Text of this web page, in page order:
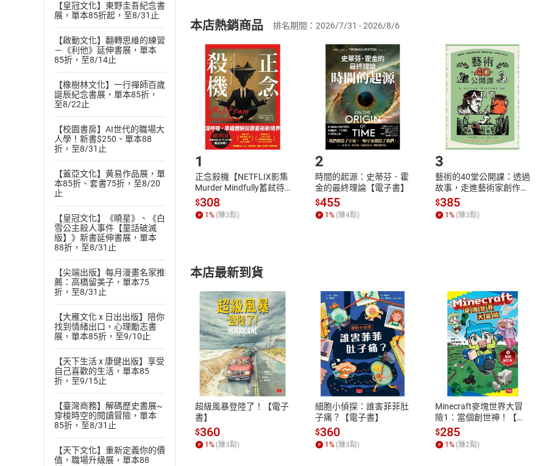
【皇冠文化】東野圭吾紀念書
展，單本85折起，至8/31止
【啟動文化】翻轉思維的練習
－《利他》延伸書展，單本
85折，至8/14止
【橡樹林文化】一行禪師百歲
誕辰紀念書展，單本85折，
至8/22止
【校園書房】AI世代的職場大
人學！新書$250、單本88
折，至8/31止
【蓋亞文化】黃易作品展，單
本85折、套書75折，至8/20
止
【皇冠文化】《曉星》、《白
雪公主殺人事件【童話破滅
版】》新書延伸書展，單本
88折，至8/31止
【尖端出版】每月漫畫名家推
薦：高橋留美子，單本75
折，至8/31止
【大雁文化 x 日出出版】陪你
找到情緒出口，心理勵志書
展，單本85折，至9/10止
【天下生活 x 康健出版】享受
自己喜歡的生活，單本85
折，至9/15止
【臺灣商務】解碼歷史書展~
穿梭時空的閱讀冒險，單本
85折，至8/31止
【天下文化】重新定義你的價
值，職場升級展，單本88
(二)消費者訂購本店鋪之商品即代表知悉本店鋪所銷售之商品為電子書，
且已下載/存取電子書，不得請求退貨退款。
退貨方式：您欲取消訂單或辦理退貨時，請登入樂天市場，並於「我的訂單
貨」，本店鋪將依您的申請進行審核，待審核通過後將為您辦理退款事宜。
請注意，樂天市場須以整筆訂單為單位進行取消/退貨，恕無法以單支商品取
挑選商品
Choose
放入購物車
Shopping cart
登入帳號
Login
購書後，如何開始使用？
Step1.選擇閱讀載具 Step2.登入
付款方式
ATM轉帳、信用卡、LINE PAY、AFTEE
退換貨規範
本店是否提供消費者保護法七日猶
之權利，遽消費者保護法及通訊交
除權合理例外情事適用準則，依商
質各有不同規定。詳細退換貨說明
照各商品說明。
本店熱銷商品 排名期間：2026/7/31 - 2026/8/6
1
正念殺機【NETFLIX影集
Murder Mindfully蓄弒待
發】【電子書】
$308
1% (賺3點)
2
時間的起源：史蒂芬．霍
金的最終理論【電子書】
$455
1% (賺4點)
3
藝術的40堂公開課：透過
故事，走進藝術家創作現
場，看藝術如何誕生、如
何形塑人類生活【電子
書】
$385
1% (賺3點)
本店最新到貨
超級風暴登陸了！【電子
書】
$360
1% (賺3點)
細胞小偵探：誰害菲菲肚
子痛？【電子書】
$360
1% (賺3點)
Minecraft麥塊世界大冒
險1：當個創世神！【電
子書】
$285
1% (賺2點)